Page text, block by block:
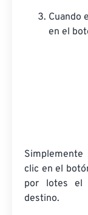
Cuando
en el
Simplemente
clic en el
por lotes el
destino.